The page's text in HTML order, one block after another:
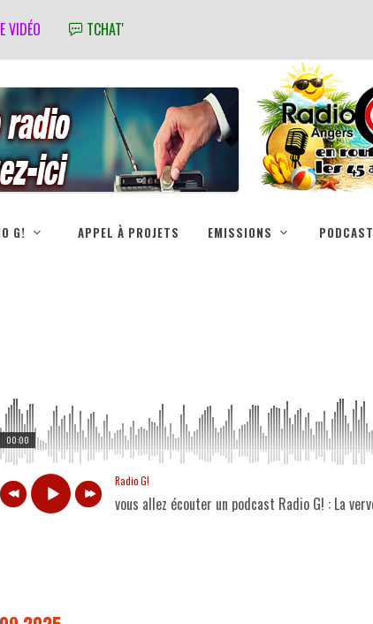
VIDÉO TCHAT'
G! APPEL À PROJETS EMISSIONS
00:00
Radio G!
vous allez écouter un podcast Radio G! : La